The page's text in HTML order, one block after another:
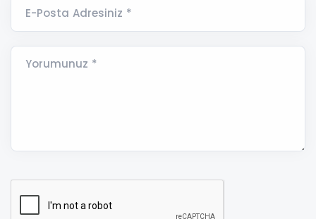
E-Posta Adresiniz *
Yorumunuz *